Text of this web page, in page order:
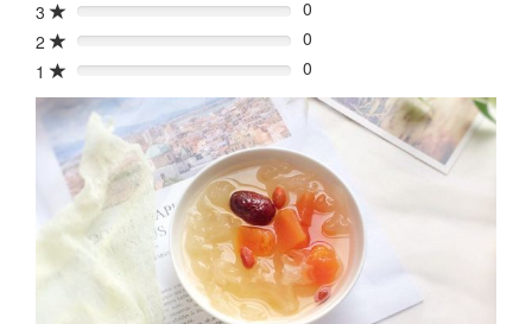
3
0%
0
2
0%
0
1
0% 0